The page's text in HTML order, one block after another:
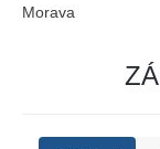
Morava